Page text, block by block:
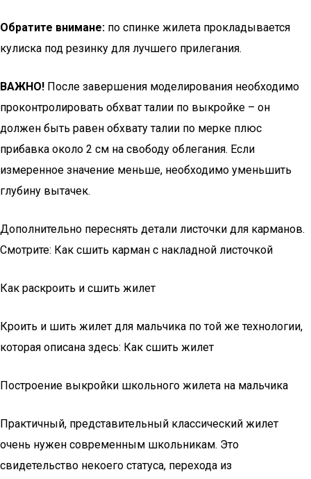
Обратите внимане: по спинке жилета прокладывается
кулиска под резинку для лучшего прилегания.
ВАЖНО! После завершения моделирования необходимо
проконтролировать обхват талии по выкройке – он
должен быть равен обхвату талии по мерке плюс
прибавка около 2 см на свободу облегания. Если
измеренное значение меньше, необходимо уменьшить
глубину вытачек.
Дополнительно переснять детали листочки для карманов.
Смотрите: Как сшить карман с накладной листочкой
Как раскроить и сшить жилет
Кроить и шить жилет для мальчика по той же технологии,
которая описана здесь: Как сшить жилет
Построение выкройки школьного жилета на мальчика
Практичный, представительный классический жилет
очень нужен современным школьникам. Это
свидетельство некоего статуса, перехода из